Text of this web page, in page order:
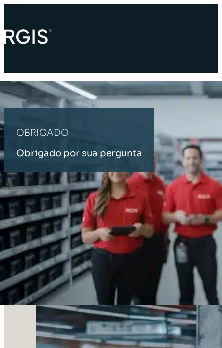
OBRIGADO
Obrigado por sua pergunta
PÁGINA INICIAL OBRIGADO
Sobre RGIS
Obtenha mais informações sobre a RGIS Brasil.
Saiba mais sobre a RGIS Brasil